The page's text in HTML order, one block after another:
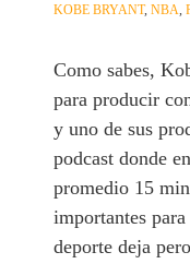
KOBE BRYANT,NBA ,
Como sabes,
para producir
y uno de sus
podcast donde
promedio 15
importantes
deporte deja